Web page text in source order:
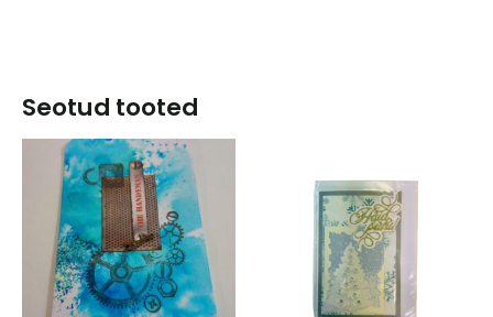
Seotud tooted